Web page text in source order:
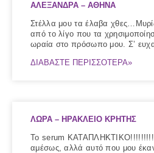
ΑΛΕΞΑΝΔΡΑ – ΑΘΗΝΑ
Στέλλα μου τα έλαβα
από το λίγο που τα
ωραία στο πρόσωπο μου. Σ’
ΔΙΑΒΑΣΤΕ ΠΕΡΙΣΣΟΤΕΡΑ»
ΛΩΡΑ – ΗΡΑΚΛΕΙΟ ΚΡΗΤΗΣ
Το serum
αμέσως, αλλά αυτό που μου